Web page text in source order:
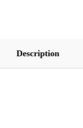
Description